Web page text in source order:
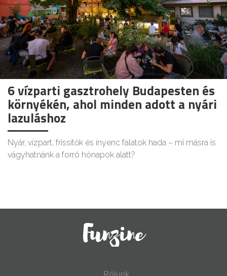
6 vízparti gasztrohely Budapesten és
környékén, ahol minden adott a nyári
lazuláshoz
Nyár, vízpart, frissítők és ínyenc falatok hada – mi másra is
vágyhatnánk a forró hónapok alatt?
Rólunk